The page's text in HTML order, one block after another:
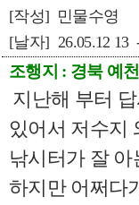
[작성] 민물수영
[날자] 26.05.12 13
조행지 : 경북 예
지난해 부터
있어서 저수지
낚시터가 잘
하지만 어쩌다